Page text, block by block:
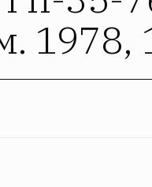
1978,